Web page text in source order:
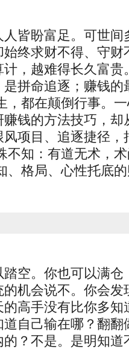
人皆盼富足。可世
终求财不得、守
，越难得长久富
拼命追逐；赚钱
，都在颠倒行事。
钱的方法技巧，
项目、追逐捷径
不知：有道无术，
、格局、心性托底
空。你也可以满
机会说不。你会
高手没有比你多
道自己输在哪？翻
？不是。是明知